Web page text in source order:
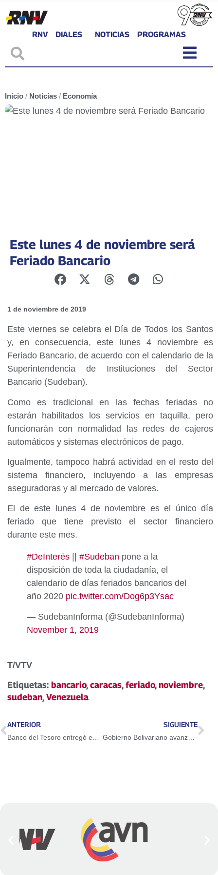
RNV DIALES NOTICIAS PROGRAMAS
Inicio / Noticias / Economía
Este lunes 4 de noviembre será
Feriado Bancario
1 de noviembre de 2019
Este viernes se celebra el Día de Todos los Santos
y, en consecuencia, este lunes 4 noviembre es
Feriado Bancario, de acuerdo con el calendario de la
Superintendencia de Instituciones del Sector
Bancario (Sudeban).
Como es tradicional en las fechas feriadas no
estarán habilitados los servicios en taquilla, pero
funcionarán con normalidad las redes de cajeros
automáticos y sistemas electrónicos de pago.
Igualmente, tampoco habrá actividad en el resto del
sistema financiero, incluyendo a las empresas
aseguradoras y al mercado de valores.
El de este lunes 4 de noviembre es el único día
feriado que tiene previsto el sector financiero
durante este mes.
#DeInterés #Sudeban pone a la
disposición de toda la ciudadanía, el
calendario de días feriados bancarios del
año 2020 pic.twitter.com/Dog6p3Ysac
— SudebanInforma (@SudebanInforma)
November 1, 2019
T/VTV
Etiquetas: bancario,caracas,feriado,noviembre,
sudeban,Venezuela
ANTERIOR
Banco del Tesoro entregó en octubre más de Bs. 19 mil millones en créditos sociales
SIGUIENTE
Gobierno Bolivariano avanza en la producción de libros que se presentarán en la Filven 2019